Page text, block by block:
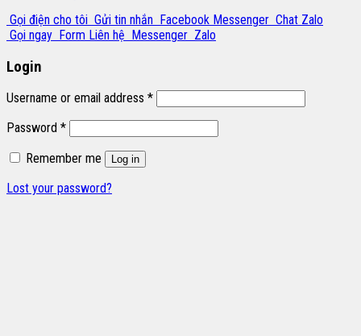
Gọi điện cho tôi Gửi tin nhắn Facebook Messenger Chat Zalo
Gọi ngay Form Liên hệ Messenger Zalo
Login
Username or email address *
Password *
Remember me
Log in
Lost your password?